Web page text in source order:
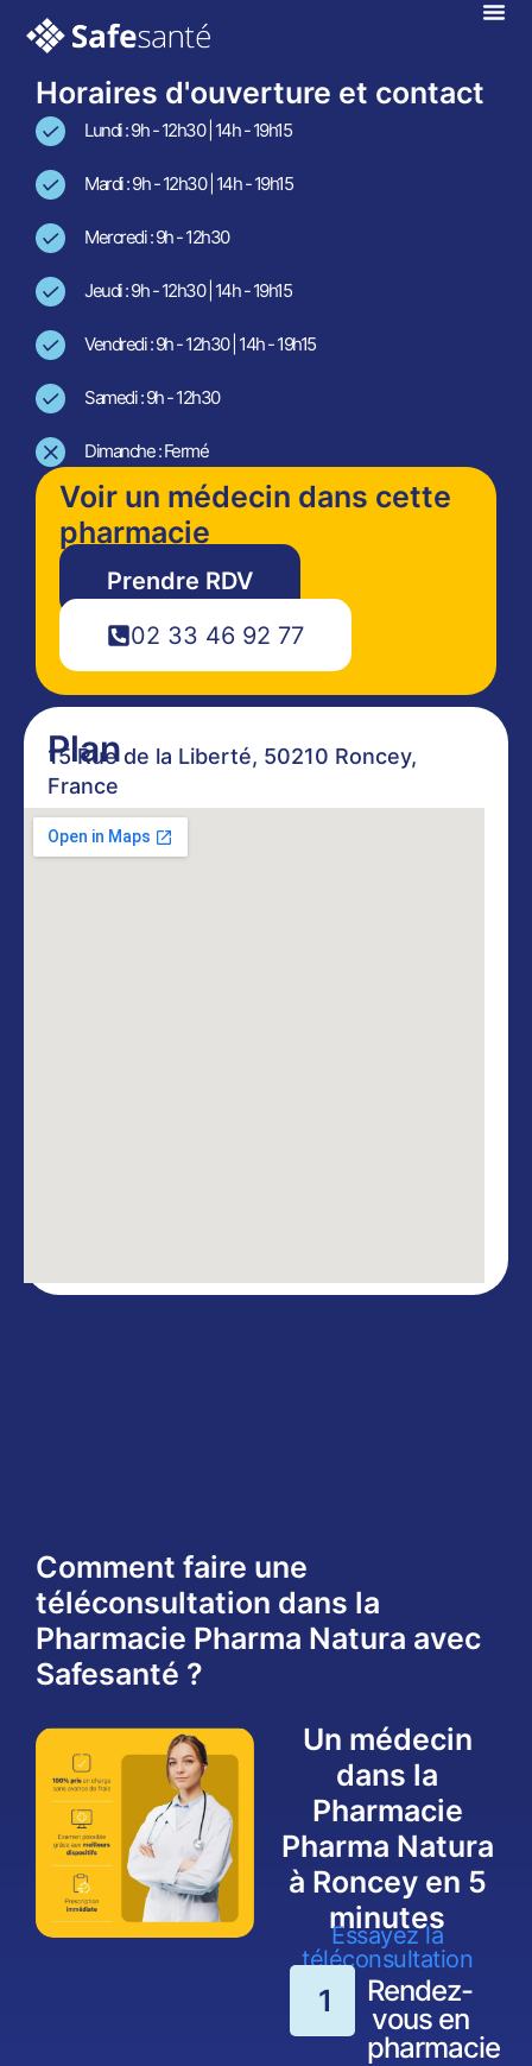
Roncey
En téléconsultation !
Plan
15 Rue de la Liberté, 50210 Roncey,
France
Horaires d'ouverture et contact
Lundi : 9h - 12h30 | 14h - 19h15
Mardi : 9h - 12h30 | 14h - 19h15
Mercredi : 9h - 12h30
Jeudi : 9h - 12h30 | 14h - 19h15
Vendredi : 9h - 12h30 | 14h - 19h15
Samedi : 9h - 12h30
Dimanche : Fermé
Voir un médecin dans cette
pharmacie
Prendre RDV
02 33 46 92 77
Comment faire une
téléconsultation dans la
Pharmacie Pharma Natura avec
Safesanté ?
Un médecin
dans la
Pharmacie
Pharma Natura
à Roncey en 5
minutes
Essayez la
téléconsultation
1
Rendez-
vous en
pharmacie